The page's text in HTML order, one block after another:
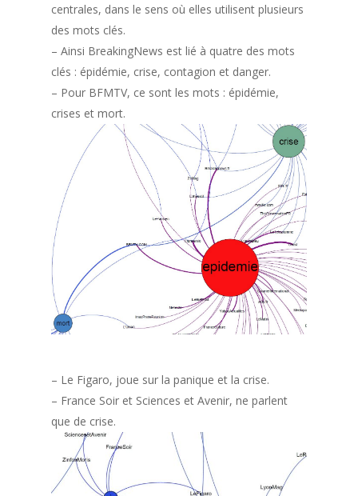
centrales, dans le sens où elles utilisent plusieurs
des mots clés.
– Ainsi BreakingNews est lié à quatre des mots
clés : épidémie, crise, contagion et danger.
– Pour BFMTV, ce sont les mots : épidémie,
crises et mort.
– Le Figaro, joue sur la panique et la crise.
– France Soir et Sciences et Avenir, ne parlent
que de crise.